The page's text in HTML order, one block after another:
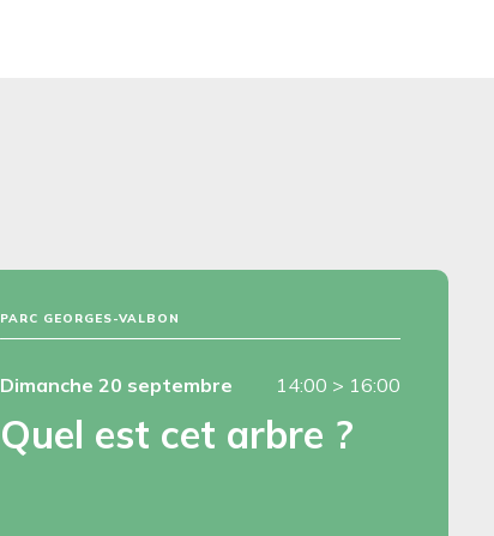
PARC GEORGES-VALBON
Dimanche 20 septembre 14:00 > 16:00
Quel est cet arbre ?